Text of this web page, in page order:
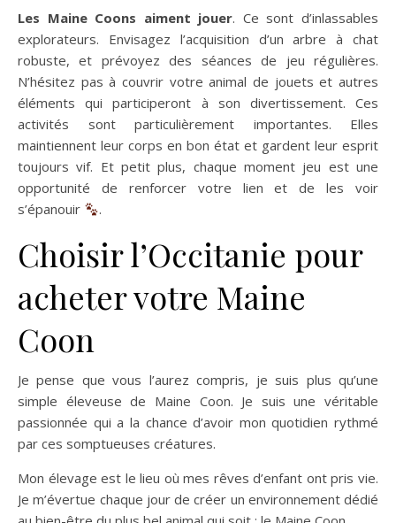
Les Maine Coons aiment jouer. Ce sont d’inlassables
explorateurs. Envisagez l’acquisition d’un arbre à chat
robuste, et prévoyez des séances de jeu régulières.
N’hésitez pas à couvrir votre animal de jouets et autres
éléments qui participeront à son divertissement. Ces
activités sont particulièrement importantes. Elles
maintiennent leur corps en bon état et gardent leur esprit
toujours vif. Et petit plus, chaque moment jeu est une
opportunité de renforcer votre lien et de les voir
s’épanouir
.
Choisir l’Occitanie pour
acheter votre Maine
Coon
Je pense que vous l’aurez compris, je suis plus qu’une
simple éleveuse de Maine Coon. Je suis une véritable
passionnée qui a la chance d’avoir mon quotidien rythmé
par ces somptueuses créatures.
Mon élevage est le lieu où mes rêves d’enfant ont pris vie.
Je m’évertue chaque jour de créer un environnement dédié